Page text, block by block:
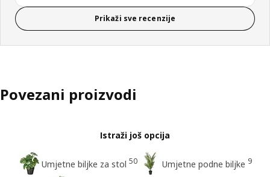
Prikaži sve recenzije
Povezani proizvodi
Istraži još opcija
Umjetne biljke za stol 50 Umjetne podne biljke 9